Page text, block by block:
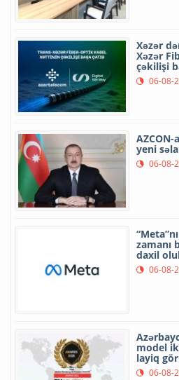
Xəzər
Xəzər
çəkilişi
06-08-
yeni
06-08-
zamanı
daxil
06-08-
model
layiq
06-08-